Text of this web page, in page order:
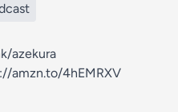
azekura
amzn.to/4hEMRXV